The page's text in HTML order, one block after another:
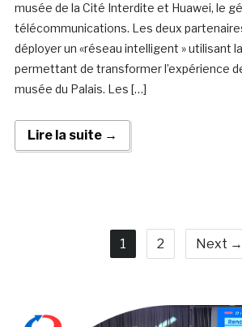
musée de la Cité Interdite et Huawei, le
télécommunications. Les deux
déployer un «réseau intelligent » utilisant
permettant de transformer l’expérience
musée du Palais. Les […]
Lire la suite →
1 2 Next →